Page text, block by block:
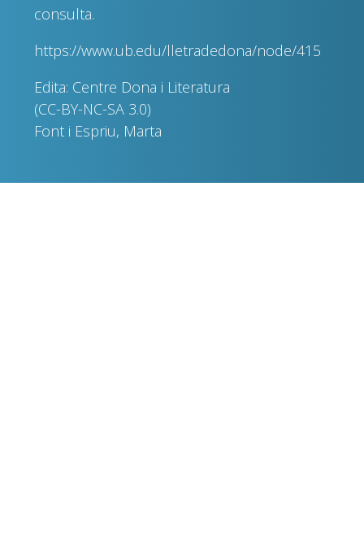
consulta.
https://www.ub.edu/lletradedona/node/415
Edita: Centre Dona i Literatura
(CC-BY-NC-SA 3.0)
Font i Espriu, Marta